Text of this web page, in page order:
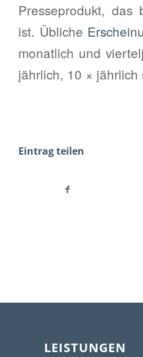
Presseprodukt, das
ist. Übliche
monatlich und
jährlich, 10 × jährlich
Eintrag teilen
LEISTUNGEN